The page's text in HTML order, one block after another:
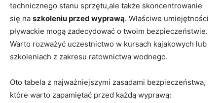
technicznego stanu sprzętu,ale także skoncentrowanie
się na szkoleniu przed wyprawą. Właściwe umiejętności
pływackie mogą zadecydować o twoim bezpieczeństwie.
Warto rozważyć uczestnictwo w kursach kajakowych lub
szkoleniach z zakresu ratownictwa wodnego.
Oto tabela z najważniejszymi zasadami bezpieczeństwa,
które warto zapamiętać przed każdą wyprawą: